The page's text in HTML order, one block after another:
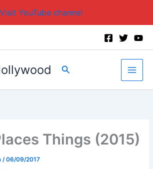
Visit YouTube channel
Search
Things (2015)
/06/09/2017